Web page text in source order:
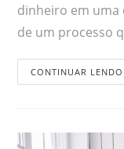
dinheiro em uma
de um processo
CONTINUAR LENDO